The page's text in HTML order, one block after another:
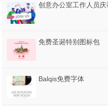
免费圣诞特别图标包
Balqis免费字体